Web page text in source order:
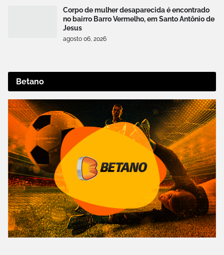
Corpo de mulher desaparecida é encontrado
no bairro Barro Vermelho, em Santo Antônio de
Jesus
agosto 06, 2026
Betano